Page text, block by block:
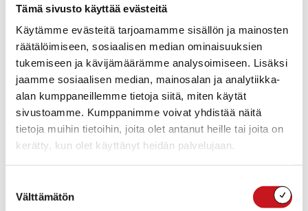
Tämä sivusto käyttää evästeitä
Käytämme evästeitä tarjoamamme sisällön ja mainosten
räätälöimiseen, sosiaalisen median ominaisuuksien
tukemiseen ja kävijämäärämme analysoimiseen. Lisäksi
jaamme sosiaalisen median, mainosalan ja analytiikka-
alan kumppaneillemme tietoja siitä, miten käytät
sivustoamme. Kumppanimme voivat yhdistää näitä
tietoja muihin tietoihin, joita olet antanut heille tai joita on
kerätty, kun olet käyttänyt heidän palvelujaan.
valinta
Välttämätön
KASVATUS JA KOULUTUS,KOULUT
22.10.2024 — 11:04
Oppilas, huoltaja, toimipisteiden henkilöstö:
vastaa KOULURUOKAKYSELYYN 31.10. mennessä
KOULURUOKAILUKYSELYT Suonenjoella ja Rautalammilla
tekemistä. Tarkoituksena on kerätä tietoa peruskoululaisten ja
lukiolaisten ruokailutottumuksista se...